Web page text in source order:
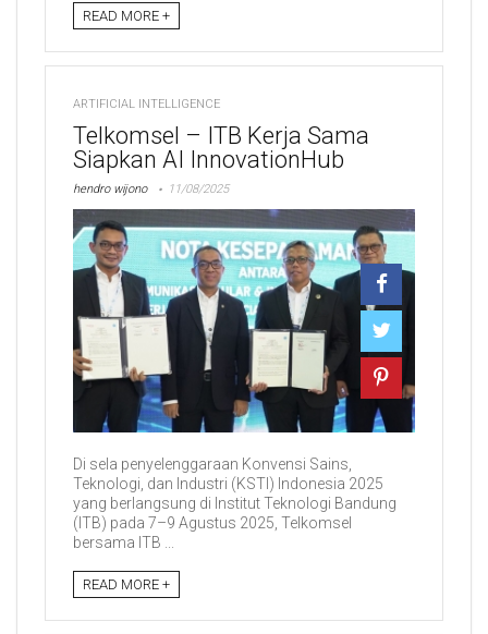
READ MORE +
ARTIFICIAL INTELLIGENCE
Telkomsel – ITB Kerja Sama
Siapkan AI InnovationHub
hendro wijono 11/08/2025
Di sela penyelenggaraan Konvensi Sains,
Teknologi, dan Industri (KSTI) Indonesia 2025
yang berlangsung di Institut Teknologi Bandung
(ITB) pada 7–9 Agustus 2025, Telkomsel
bersama ITB ...
READ MORE +